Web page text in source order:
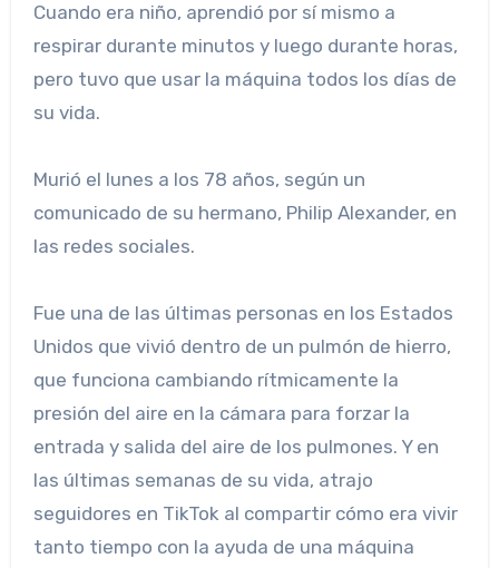
Cuando era niño, aprendió por sí mismo a
respirar durante minutos y luego durante horas,
pero tuvo que usar la máquina todos los días de
su vida.
Murió el lunes a los 78 años, según un
comunicado de su hermano, Philip Alexander, en
las redes sociales.
Fue una de las últimas personas en los Estados
Unidos que vivió dentro de un pulmón de hierro,
que funciona cambiando rítmicamente la
presión del aire en la cámara para forzar la
entrada y salida del aire de los pulmones. Y en
las últimas semanas de su vida, atrajo
seguidores en TikTok al compartir cómo era vivir
tanto tiempo con la ayuda de una máquina